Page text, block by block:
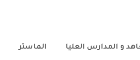
و المدارس العليا الماستر